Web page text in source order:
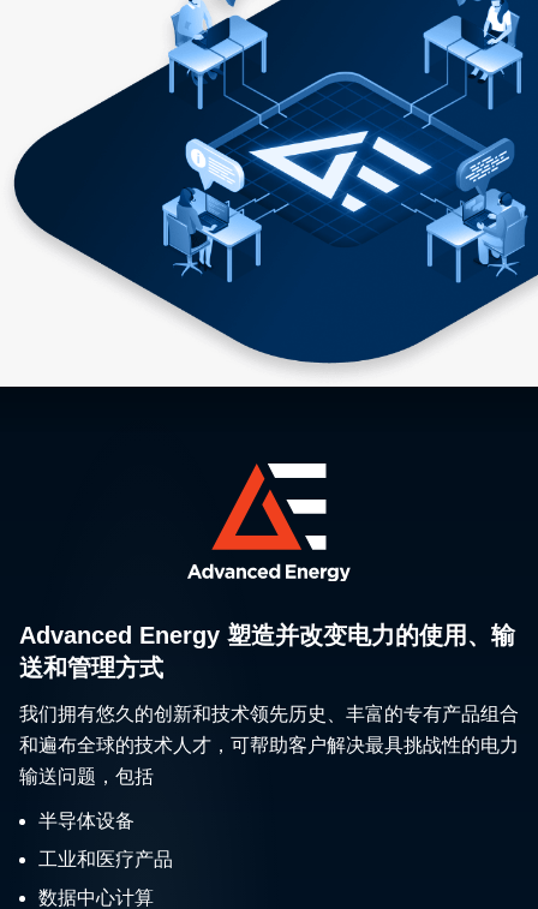
Advanced Energy 塑造并改变电力的使用、输
送和管理方式
我们拥有悠久的创新和技术领先历史、丰富的专有产品组合
和遍布全球的技术人才，可帮助客户解决最具挑战性的电力
输送问题，包括
半导体设备
工业和医疗产品
数据中心计算